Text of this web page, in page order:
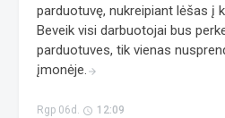
parduotuvę, nukreipiant lėšas į
Beveik visi darbuotojai bus
parduotuves, tik vienas
įmonėje. arrow_forward
Rgp 06d. access_time 12:09